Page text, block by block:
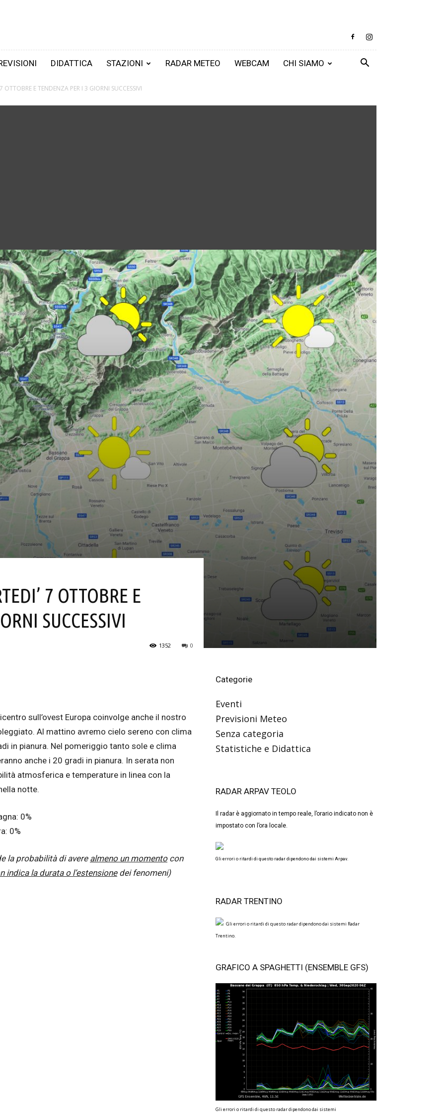
DIDATTICA STAZIONI RADAR METEO WEBCAM CHI SIAMO
OTTOBRE E TENDENZA PER I 3 GIORNI SUCCESSIVI
7 OTTOBRE E
SUCCESSIVI
0
1352
sull’ovest Europa coinvolge anche il nostro
Al mattino avremo cielo sereno con clima
in pianura. Nel pomeriggio tanto sole e clima
anche i 20 gradi in pianura. In serata non
atmosferica e temperature in linea con la
notte.
0%
0%
la probabilità di avere almeno un momentocon
indica la durata o l’estensionedei fenomeni)
Categorie
Eventi
Previsioni Meteo
Senza categoria
Statistiche e Didattica
RADAR ARPAV TEOLO
Il radar è aggiornato in tempo reale, l’orario indicato non è
impostato con l’ora locale.
Gli errori o ritardi di questo radar dipendono dai sistemi Arpav.
RADAR TRENTINO
Gli errori o ritardi di questo radar dipendono dai sistemi Radar
Trentino.
GRAFICO A SPAGHETTI (ENSEMBLE GFS)
Gli errori o ritardi di questo radar dipendono dai sistemi